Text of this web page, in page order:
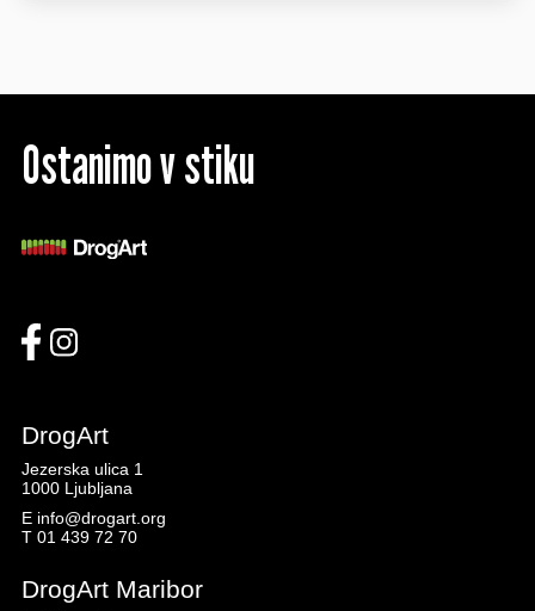
Ostanimo v stiku
DrogArt
Jezerska ulica 1
1000 Ljubljana
E info@drogart.org
T 01 439 72 70
DrogArt Maribor